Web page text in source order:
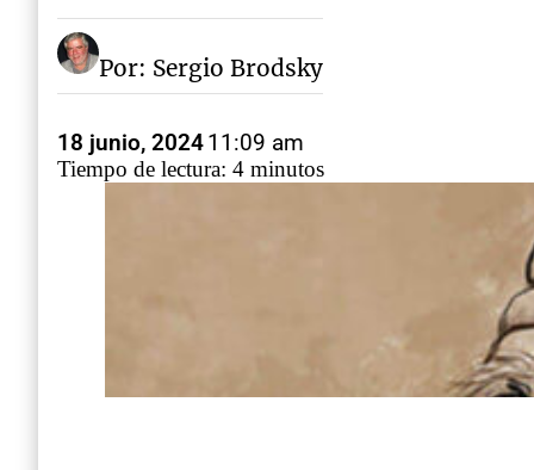
Por: Sergio Brodsky
18 junio, 202411:09 am
Tiempo de lectura: 4 minutos